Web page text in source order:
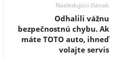
Nasledujúci článok
Odhalili vážnu
bezpečnostnú chybu. Ak
máte TOTO auto, ihneď
volajte servis